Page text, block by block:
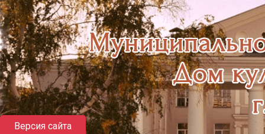
Версия сайта